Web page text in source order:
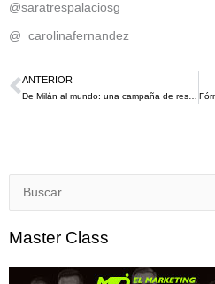
@saratrespalaciosg
@_carolinafernandez
Ant
ANTERIOR
Buscar
Master Class